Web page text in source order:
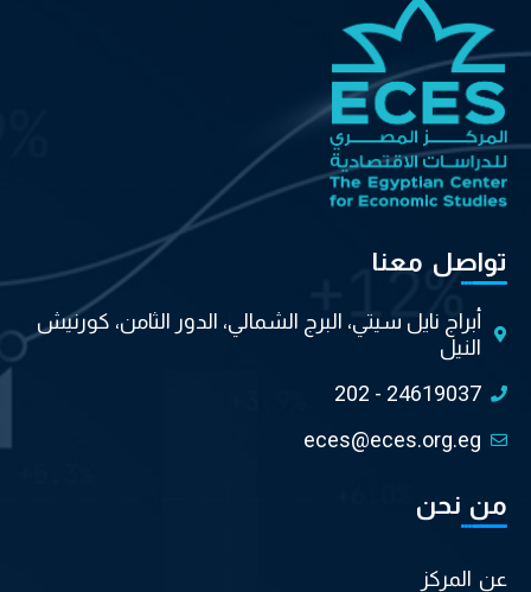
تواصل معنا
أبراج نايل سيتي، البرج الشمالي، الدور الثامن، كورنيش
النيل
202 - 24619037
eces@eces.org.eg
من نحن
عن المركز